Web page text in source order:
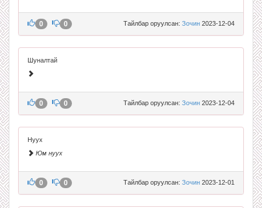
Тайлбар оруулсан: Зочин 2023-12-04
0 0
Шуналтай
Тайлбар оруулсан: Зочин 2023-12-04
0 0
Нуух
Юм нуух
Тайлбар оруулсан: Зочин 2023-12-01
0 0